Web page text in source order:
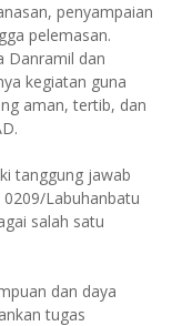
penyampaian
pelemasan.
Danramil dan
kegiatan guna
aman, tertib, dan
tanggung jawab
Labuhanbatu
salah satu
dan daya
tugas